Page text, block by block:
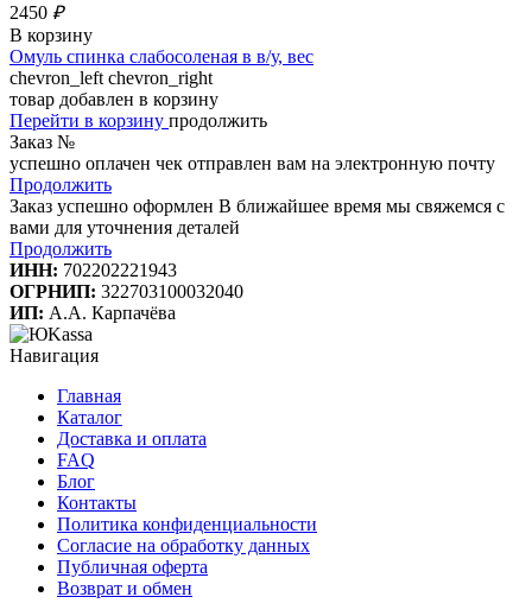
2450 ₽
В корзину
Омуль спинка слабосоленая в в/у, вес
chevron_left chevron_right
товар добавлен в корзину
Перейти в корзину продолжить
Заказ №
успешно оплачен чек отправлен вам на электронную почту
Продолжить
Заказ успешно оформлен В ближайшее время мы свяжемся с
вами для уточнения деталей
Продолжить
ИНН: 702202221943
ОГРНИП: 322703100032040
ИП: А.А. Карпачёва
Навигация
Главная
Каталог
Доставка и оплата
FAQ
Блог
Контакты
Политика конфиденциальности
Согласие на обработку данных
Публичная оферта
Возврат и обмен